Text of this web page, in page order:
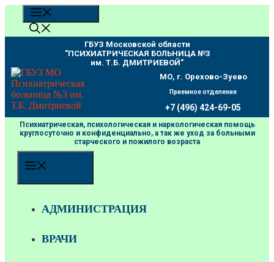
Перейти
содержимому
ГБУЗ Московской области
"ПCИХИАТРИЧЕСКАЯ БОЛЬНИЦА №3
им. Т.Б. ДМИТРИЕВОЙ"
МО, г. Орехово-Зуево
Приемное отделение
+7 (496) 424-69-05
Психиатрическая, психологическая и наркологическая помощь
круглосуточно и конфиденциально, а так же уход за больными
старческого и пожилого возраста
АДМИНИСТРАЦИЯ
ВРАЧИ